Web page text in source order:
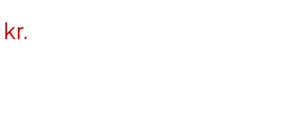
kr.